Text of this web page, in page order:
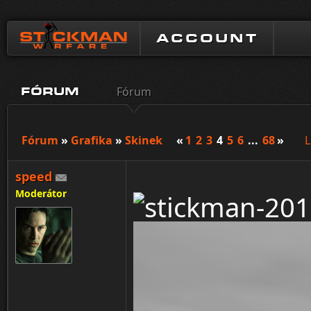
ACCOUNT
FÓRUM Fórum
Fórum » Grafika » Skinek « 1 2 3 4 5 6 ... 68»
speed
Moderátor